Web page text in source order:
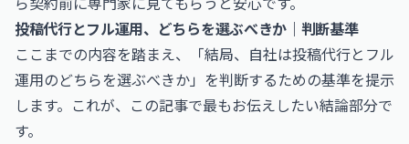
投稿代行とフル運用、どちらを選ぶべきか｜判断基準
ここまでの内容を踏まえ、「結局、自社は投稿代行とフル
運用のどちらを選ぶべきか」を判断するための基準を提示
します。これが、この記事で最もお伝えしたい結論部分で
す。